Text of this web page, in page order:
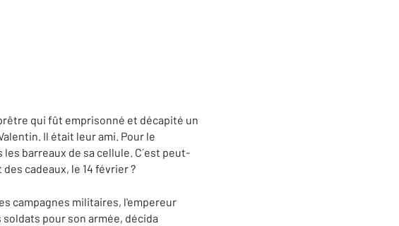
qui fût emprisonné et décapité un
Il était leur ami. Pour le
barreaux de sa cellule. C´est peut-
cadeaux, le 14 février ?
campagnes militaires, l'empereur
pour son armée, décida